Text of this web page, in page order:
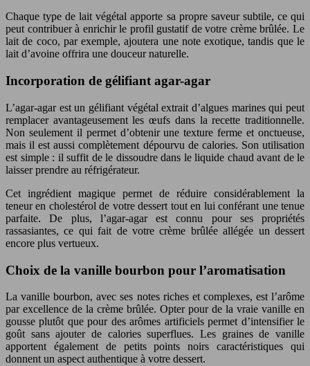
Chaque type de lait végétal apporte sa propre saveur subtile, ce qui
peut contribuer à enrichir le profil gustatif de votre crème brûlée. Le
lait de coco, par exemple, ajoutera une note exotique, tandis que le
lait d’avoine offrira une douceur naturelle.
Incorporation de gélifiant agar-agar
L’agar-agar est un gélifiant végétal extrait d’algues marines qui peut
remplacer avantageusement les œufs dans la recette traditionnelle.
Non seulement il permet d’obtenir une texture ferme et onctueuse,
mais il est aussi complètement dépourvu de calories. Son utilisation
est simple : il suffit de le dissoudre dans le liquide chaud avant de le
laisser prendre au réfrigérateur.
Cet ingrédient magique permet de réduire considérablement la
teneur en cholestérol de votre dessert tout en lui conférant une tenue
parfaite. De plus, l’agar-agar est connu pour ses propriétés
rassasiantes, ce qui fait de votre crème brûlée allégée un dessert
encore plus vertueux.
Choix de la vanille bourbon pour l’aromatisation
La vanille bourbon, avec ses notes riches et complexes, est l’arôme
par excellence de la crème brûlée. Opter pour de la vraie vanille en
gousse plutôt que pour des arômes artificiels permet d’intensifier le
goût sans ajouter de calories superflues. Les graines de vanille
apportent également de petits points noirs caractéristiques qui
donnent un aspect authentique à votre dessert.